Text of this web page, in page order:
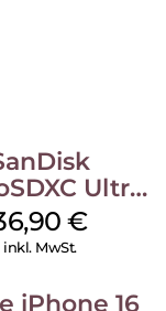
Ultra
+ Adapter
€
inkl. MwSt.
iPhone 16